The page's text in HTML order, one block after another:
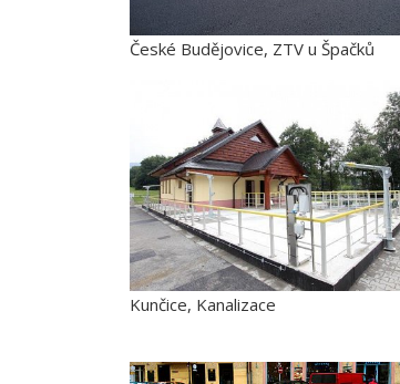
České Budějovice, ZTV u Špačků
Kunčice, Kanalizace